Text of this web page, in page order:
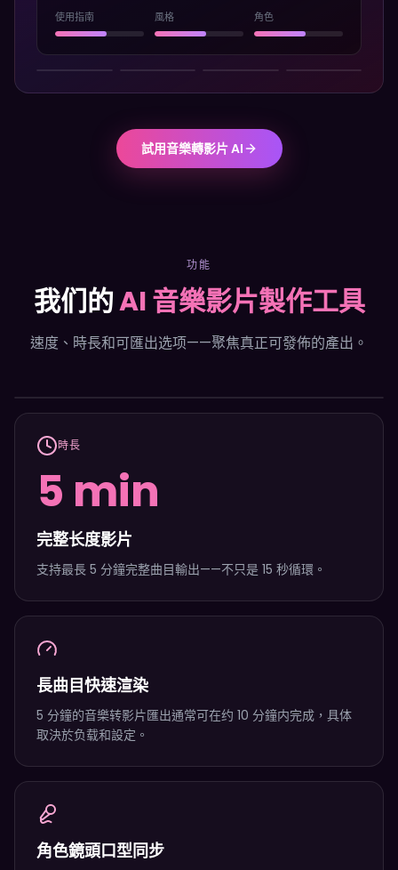
使用指南 風格 角色
試用音樂轉影片 AI
功能
我们的AI 音樂影片製作工具
速度、時長和可匯出选项——聚焦真正可發佈的產出。
你的 AI 音樂影片，自動完
成
圍繞你的音頻構建。上載曲目、選擇氛圍，即可匯出適用於
YouTube、TikTok 和 Spotify Canvas 的影片。
時長
5 min
完整长度影片
支持最長 5 分鐘完整曲目輸出——不只是 15 秒循環。
長曲目快速渲染
5 分鐘的音樂转影片匯出通常可在约 10 分鐘内完成，具体
取決於负载和設定。
角色鏡頭口型同步